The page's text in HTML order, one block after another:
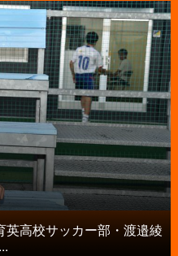
高校サッカー部・渡邉綾